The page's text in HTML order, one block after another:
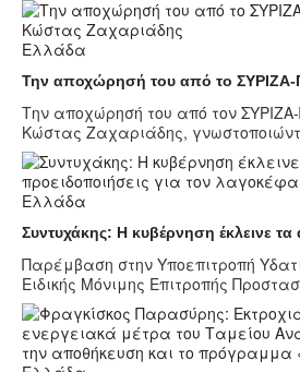
Ελλάδα
Την αποχώρησή του από το ΣΥΡΙΖΑ-
Την αποχώρησή του από τον
Κώστας Ζαχαριάδης,
Ελλάδα
Συντυχάκης: Η κυβέρνηση έκλεινε τα
Παρέμβαση στην Υποεπιτροπή
Ειδικής Μόνιμης Επιτροπής